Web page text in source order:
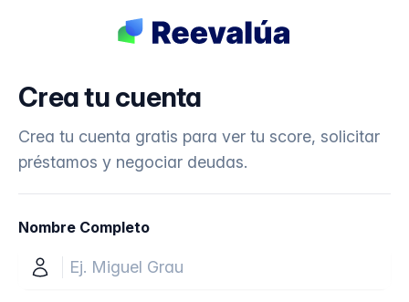
Crea tu cuenta
Crea tu cuenta gratis para ver tu score, solicitar
préstamos y negociar deudas.
Nombre Completo